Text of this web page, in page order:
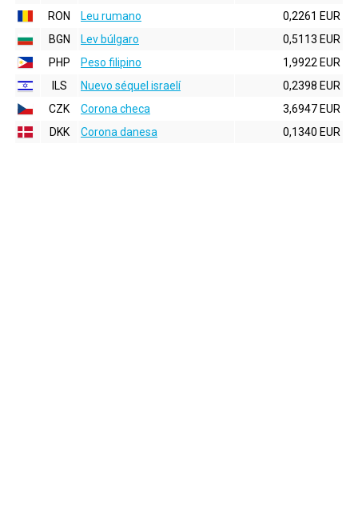
RON
Leu rumano
0,2261 EUR
BGN
Lev búlgaro
0,5113 EUR
PHP
Peso filipino
1,9922 EUR
ILS
Nuevo séquel israelí
0,2398 EUR
CZK
Corona checa
3,6947 EUR
DKK
Corona danesa 0,1340 EUR